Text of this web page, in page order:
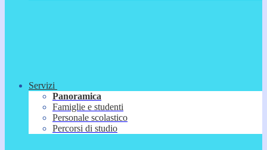
Servizi
Panoramica
Famiglie e studenti
Personale scolastico
Percorsi di studio